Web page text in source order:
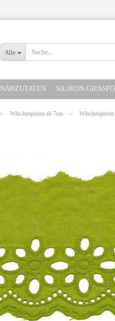
Alle
NÄHZUTATEN SILIKON
» Wäschespitzen ab 7cm »